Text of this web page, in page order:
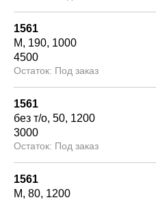
1561
М
190 1000
4500
Под заказ
1561
без т/о 50 1200
3000
Под заказ
1561
М 80 1200